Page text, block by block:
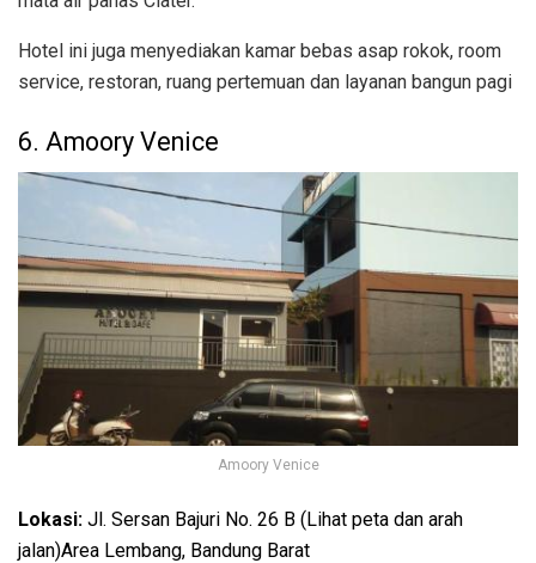
Hotel ini juga menyediakan kamar bebas asap rokok, room
service, restoran, ruang pertemuan dan layanan bangun pagi
6. Amoory Venice
Amoory Venice
Lokasi: Jl. Sersan Bajuri No. 26 B (Lihat peta dan arah
jalan)Area Lembang, Bandung Barat